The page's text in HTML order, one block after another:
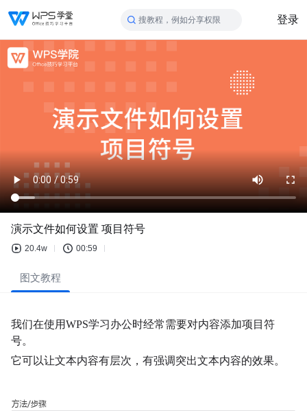
搜教程，例如分享权限 登录
演示文件如何设置 项目符号
20.4w 00:59
图文教程
我们在使用WPS学习办公时经常需要对内容添加项目符
号。
它可以让文本内容有层次，有强调突出文本内容的效果。